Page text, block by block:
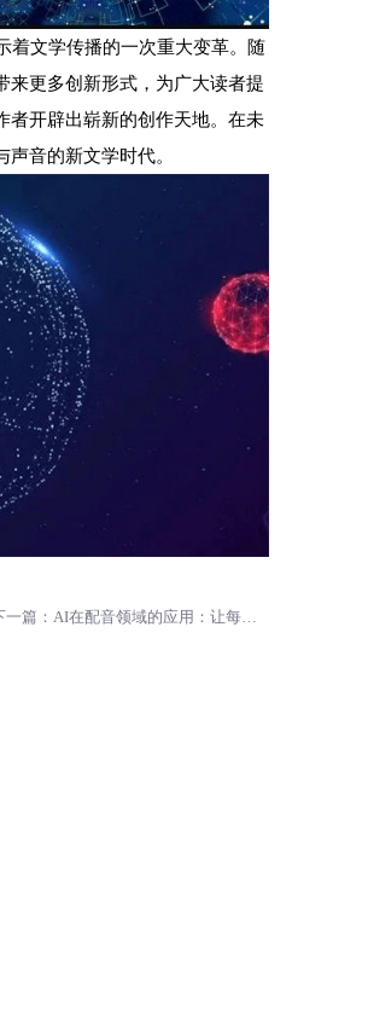
着文学传播的一次重大变革。随
来更多创新形式，为广大读者提
者开辟出崭新的创作天地。在未
音的新文学时代。
下一篇：AI在配音领域的应用：让每位大咖都能发声